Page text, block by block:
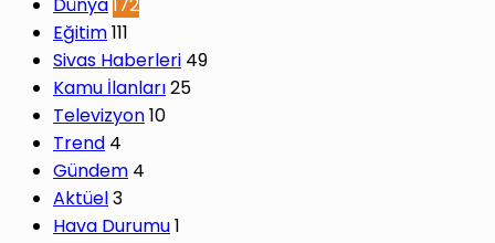
Eğitim111
Sivas Haberleri 49
Kamu İlanları25
Televizyon10
Trend 4
Gündem 4
Aktüel3
Hava Durumu1